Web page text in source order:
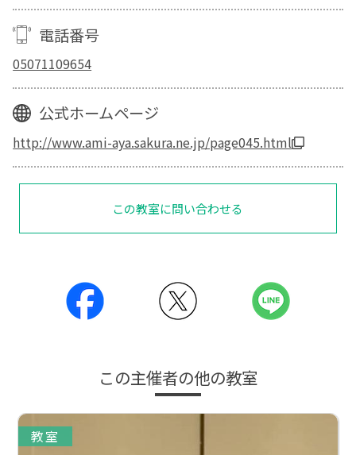
電話番号
05071109654
公式ホームページ
http://www.ami-aya.sakura.ne.jp/page045.html
この教室に問い合わせる
この主催者の他の教室
教室